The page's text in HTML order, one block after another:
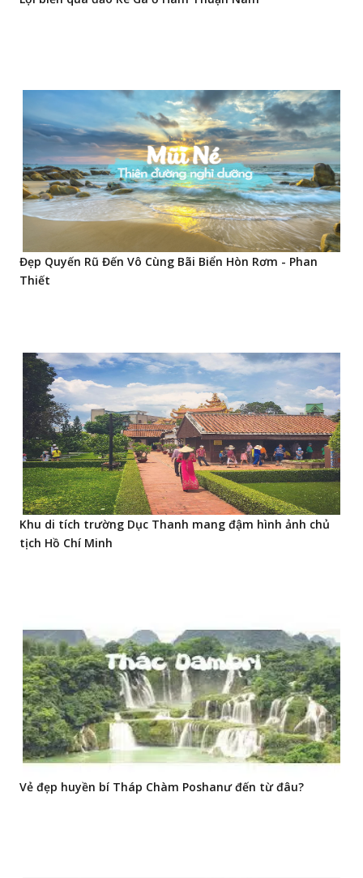
Đẹp Quyến Rũ Đến Vô Cùng Bãi Biển Hòn Rơm - Phan
Thiết
Khu di tích trường Dục Thanh mang đậm hình ảnh chủ
tịch Hồ Chí Minh
Vẻ đẹp huyền bí Tháp Chàm Poshanư đến từ đâu?